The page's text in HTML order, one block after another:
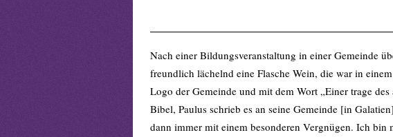
Nach einer Bildungsveranstaltung in einer Gemeinde
freundlich lächelnd eine Flasche Wein, die war in
Logo der Gemeinde und mit dem Wort „Einer trage
Bibel, Paulus schrieb es an seine Gemeinde [in
dann immer mit einem besonderen Vergnügen. Ich bin